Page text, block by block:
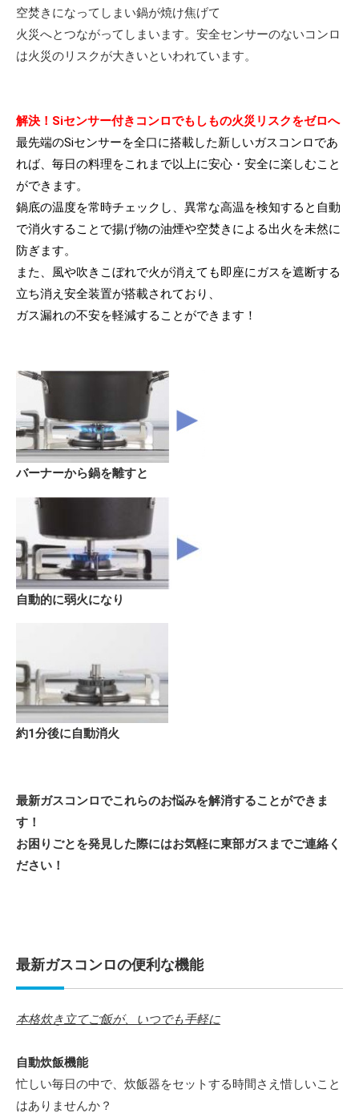
空焚きになってしまい鍋が焼け焦げて
火災へとつながってしまいます。安全センサーのないコンロ
は火災のリスクが大きいといわれています。
解決！Siセンサー付きコンロでもしもの火災リスクをゼロへ
最先端のSiセンサーを全口に搭載した新しいガスコンロであ
れば、毎日の料理をこれまで以上に安心・安全に楽しむこと
ができます。
鍋底の温度を常時チェックし、異常な高温を検知すると自動
で消火することで揚げ物の油煙や空焚きによる出火を未然に
防ぎます。
また、風や吹きこぼれで火が消えても即座にガスを遮断する
立ち消え安全装置が搭載されており、
ガス漏れの不安を軽減することができます！
バーナーから鍋を離すと
自動的に弱火になり
約1分後に自動消火
最新ガスコンロでこれらのお悩みを解消することができま
す！
お困りごとを発見した際にはお気軽に東部ガスまでご連絡く
ださい！
最新ガスコンロの便利な機能
本格炊き立てご飯が、いつでも手軽に
自動炊飯機能
忙しい毎日の中で、炊飯器をセットする時間さえ惜しいこと
はありませんか？